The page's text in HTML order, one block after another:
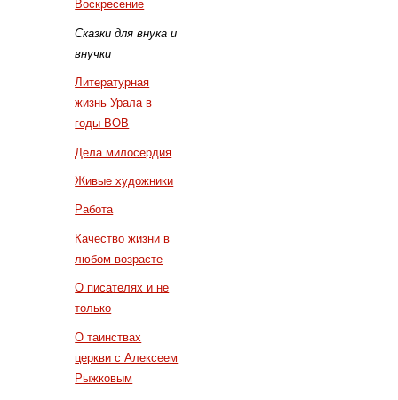
Воскресение
Сказки для внука и
внучки
Литературная
жизнь Урала в
годы ВОВ
Дела милосердия
Живые художники
Работа
Качество жизни в
любом возрасте
О писателях и не
только
О таинствах
церкви с Алексеем
Рыжковым